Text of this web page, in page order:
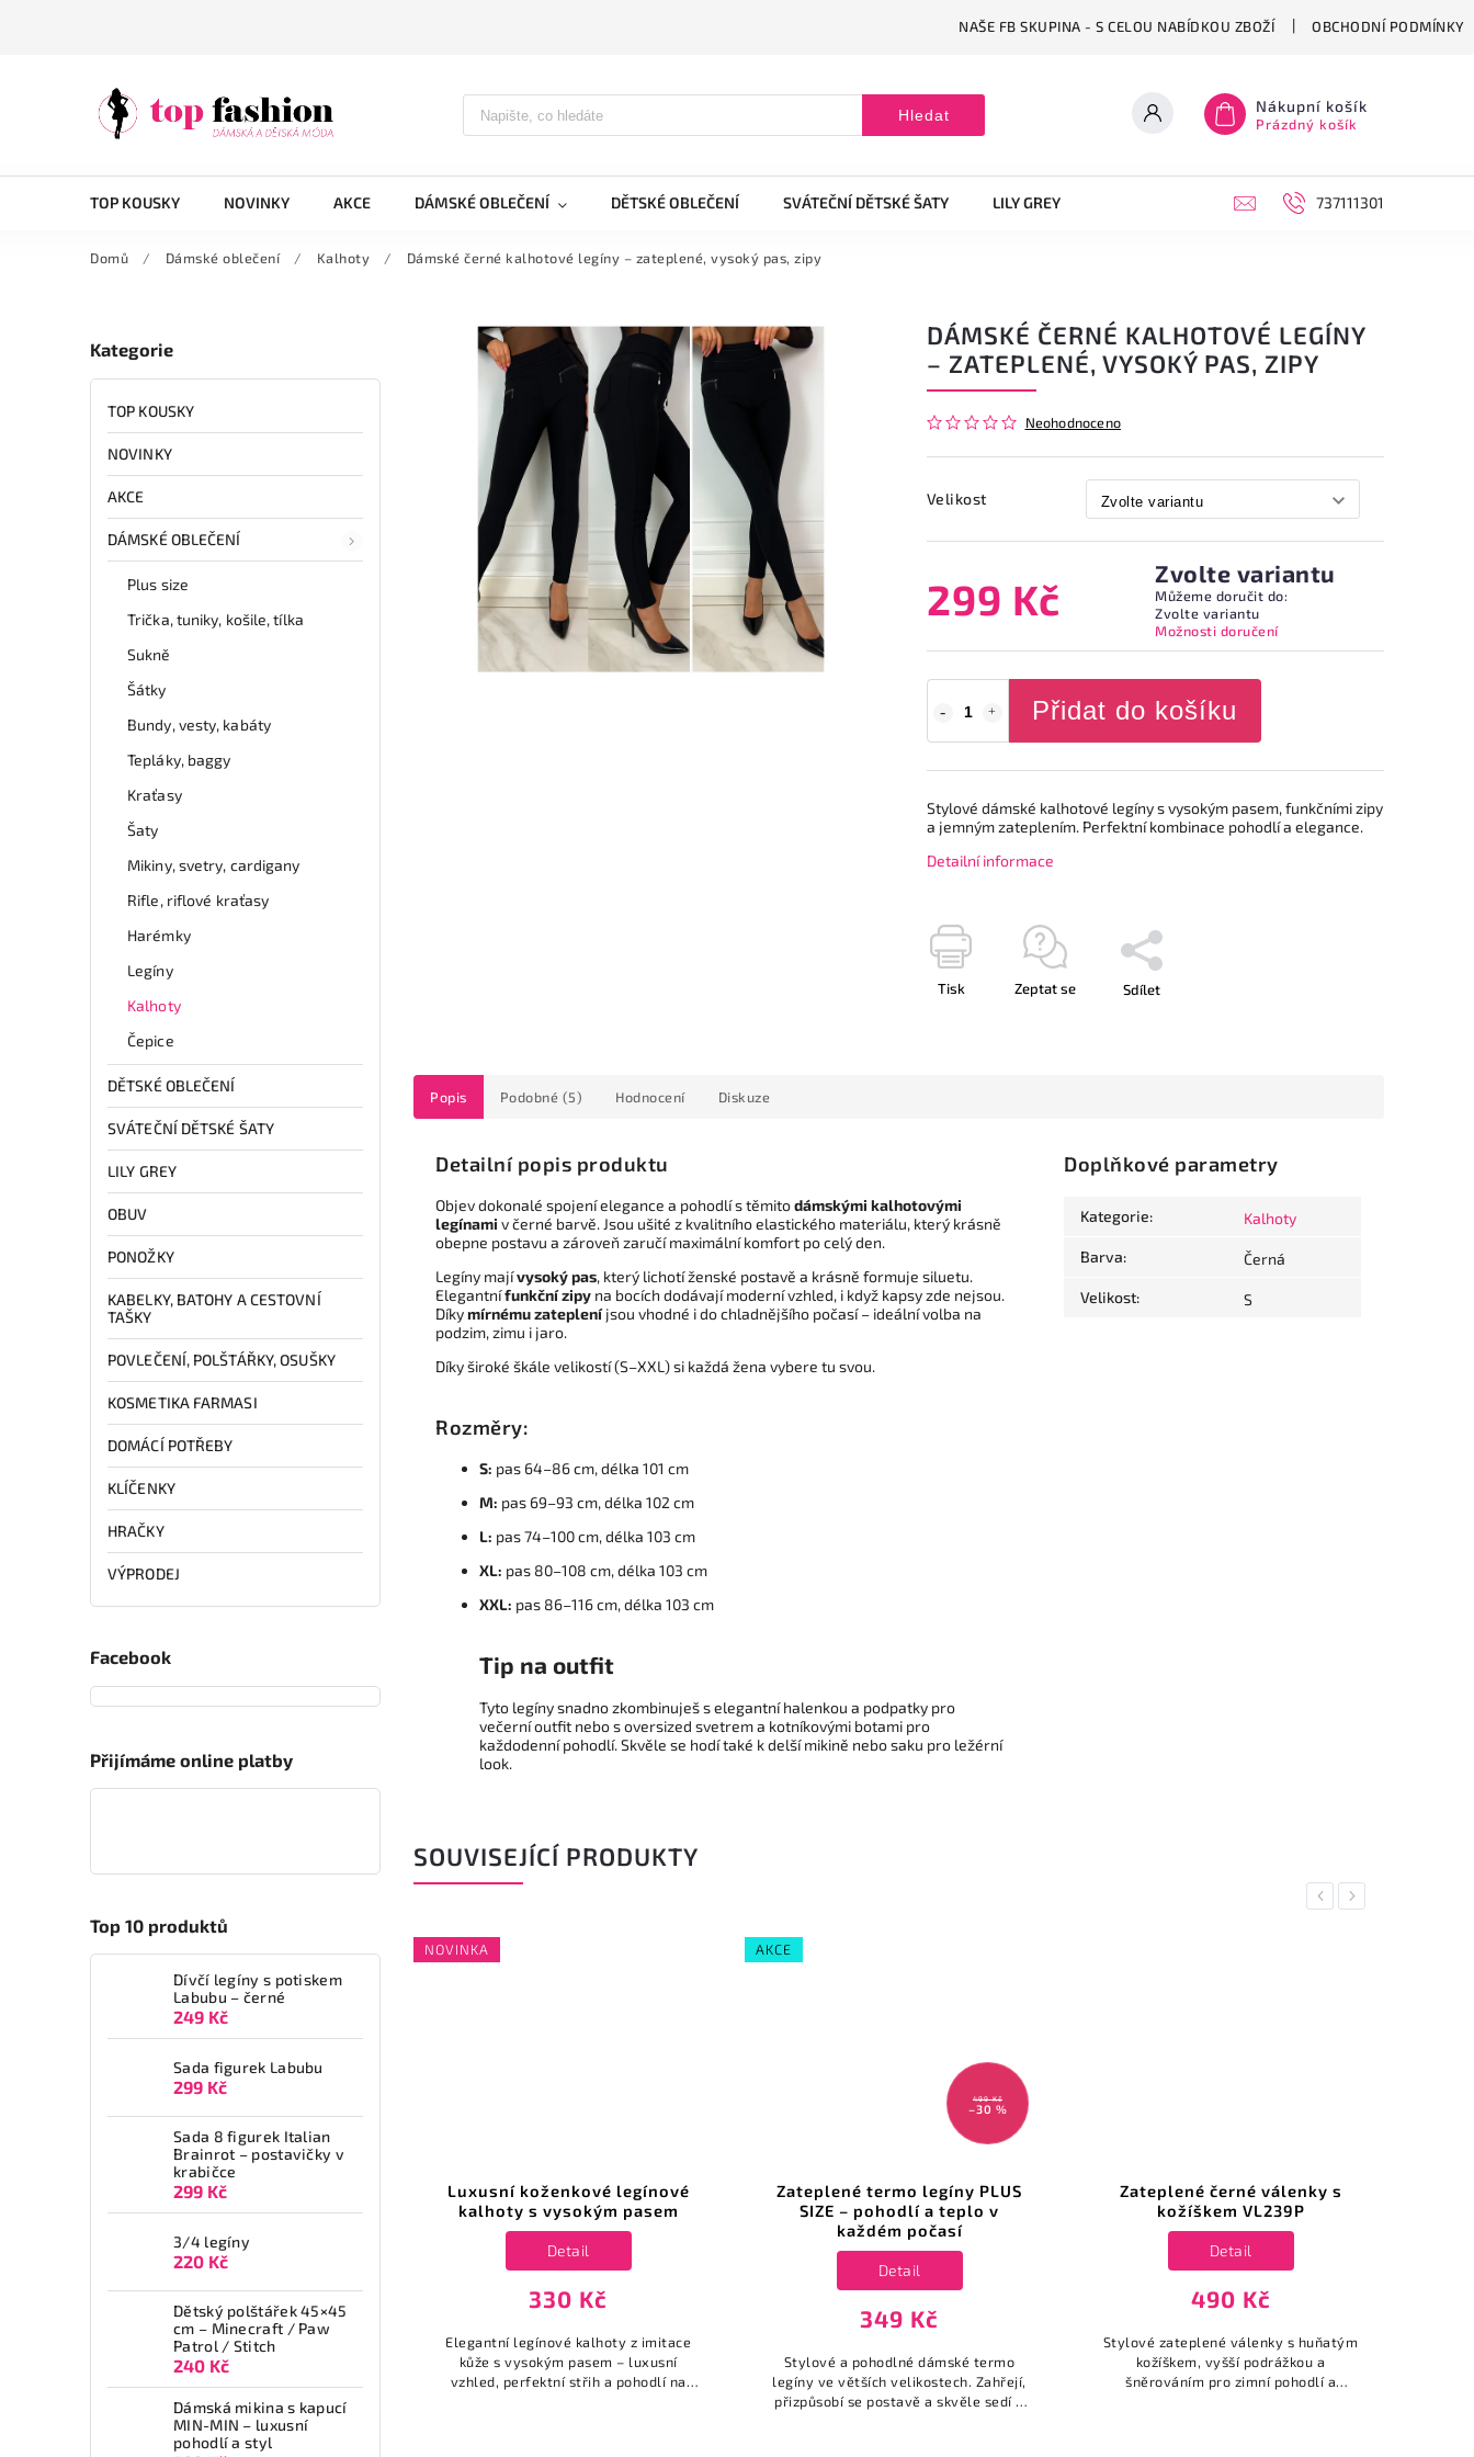
NAŠE FB SKUPINA - S CELOU NABÍDKOU ZBOŽÍ OBCHODNÍ PODMÍNKY
Hledat Nákupní košík
Prázdný košík
TOP KOUSKY NOVINKY AKCE DÁMSKÉ OBLEČENÍ DĚTSKÉ OBLEČENÍ SVÁTEČNÍ DĚTSKÉ ŠATY LILY GREY PONOŽKY KABELKY, BATOHY A
737111301
Domů / Dámské oblečení / Kalhoty / Dámské černé kalhotové legíny – zateplené, vysoký pas, zipy
Kategorie
TOP KOUSKY
NOVINKY
AKCE
DÁMSKÉ OBLEČENÍ
Plus size
Trička, tuniky, košile, tílka
Sukně
Šátky
Bundy, vesty, kabáty
Tepláky, baggy
Kraťasy
Šaty
Mikiny, svetry, cardigany
Rifle, riflové kraťasy
Harémky
Legíny
Kalhoty
Čepice
DĚTSKÉ OBLEČENÍ
SVÁTEČNÍ DĚTSKÉ ŠATY
LILY GREY
OBUV
PONOŽKY
KABELKY, BATOHY A CESTOVNÍ
TAŠKY
POVLEČENÍ, POLŠTÁŘKY, OSUŠKY
KOSMETIKA FARMASI
DOMÁCÍ POTŘEBY
KLÍČENKY
HRAČKY
VÝPRODEJ
Facebook
Přijímáme online platby
Top 10 produktů
Dívčí legíny s potiskem
Labubu – černé
249 Kč
Sada figurek Labubu
299 Kč
Sada 8 figurek Italian
Brainrot – postavičky v
krabičce
299 Kč
3/4 legíny
220 Kč
Dětský polštářek 45×45
cm – Minecraft / Paw
Patrol / Stitch
240 Kč
Dámská mikina s kapucí
MIN-MIN – luxusní
pohodlí a styl
DÁMSKÉ ČERNÉ KALHOTOVÉ LEGÍNY
– ZATEPLENÉ, VYSOKÝ PAS, ZIPY
Neohodnoceno
Velikost
299 Kč
Zvolte variantu
Můžeme doručit do:
Zvolte variantu
Možnosti doručení
Přidat do košíku
Stylové dámské kalhotové legíny s vysokým pasem, funkčními zipy
a jemným zateplením. Perfektní kombinace pohodlí a elegance.
Detailní informace
Tisk Zeptat se Sdílet
Popis Podobné (5) Hodnocení Diskuze
Detailní popis produktu
Objev dokonalé spojení elegance a pohodlí s těmitodámskými kalhotovými
legínami v černé barvě. Jsou ušité z kvalitního elastického materiálu, který krásně
obepne postavu a zároveň zaručí maximální komfort po celý den.
Legíny majívysoký pas, který lichotí ženské postavě a krásně formuje siluetu.
Elegantnífunkční zipy na bocích dodávají moderní vzhled, i když kapsy zde nejsou.
Díkymírnému zatepleníjsou vhodné i do chladnějšího počasí – ideální volba na
podzim, zimu i jaro.
Díky široké škále velikostí (S–XXL) si každá žena vybere tu svou.
Rozměry:
S: pas 64–86 cm, délka 101 cm
M: pas 69–93 cm, délka 102 cm
L: pas 74–100 cm, délka 103 cm
XL: pas 80–108 cm, délka 103 cm
XXL: pas 86–116 cm, délka 103 cm
Tip na outfit
Tyto legíny snadno zkombinuješ s elegantní halenkou a podpatky pro
večerní outfit nebo s oversized svetrem a kotníkovými botami pro
každodenní pohodlí. Skvěle se hodí také k delší mikině nebo saku pro ležérní
look.
Doplňkové parametry
Kategorie: Kalhoty
Barva: Černá
Velikost: S
SOUVISEJÍCÍ PRODUKTY
Previous
Kalhoty s vysokým pasem –
pohodlné a elegantní
260 Kč
Detail
Stylové dámské kalhoty s vysokým
pasem z příjemného bavlněného
Perfektně padnou, zvýrazní pas a
zajistí celodenní pohodlí.
NOVINKA
Luxusní koženkové legínové
kalhoty s vysokým pasem
330 Kč
Detail
Elegantní legínové kalhoty z imitace
kůže s vysokým pasem – luxusní
vzhled, perfektní střih a pohodlí na
AKCE
499 Kč
–30 %
Zateplené termo legíny PLUS
SIZE – pohodlí a teplo v
každém počasí
349 Kč
Detail
Stylové a pohodlné dámské termo
legíny ve větších velikostech. Zahřejí,
přizpůsobí se postavě a skvěle sedí –
Zateplené černé válenky s
kožíškem VL239P
490 Kč
Detail
Stylové zateplené válenky s huňatým
kožíškem, vyšší podrážkou a
šněrováním pro zimní pohodlí a
Next